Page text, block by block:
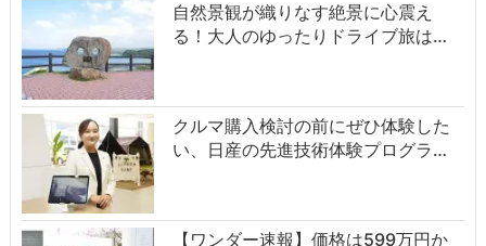
自然景観が織りなす絶景に心震え
る！大人のゆったりドライブ旅は…
クルマ購入検討の前にぜひ体験した
い、日産の先進技術体験プログラ…
【ワンダー速報】価格は599万円か